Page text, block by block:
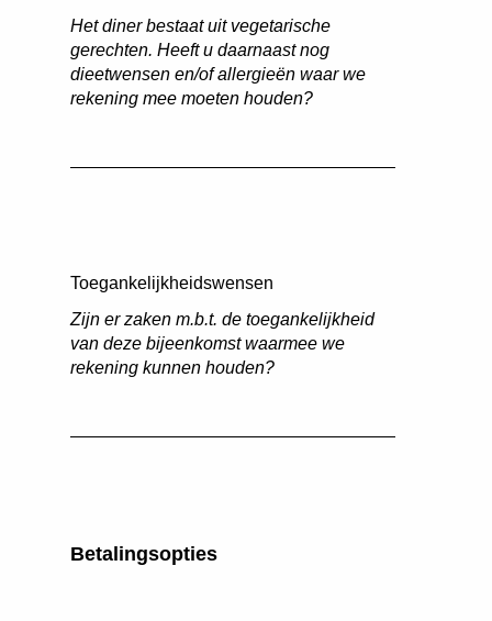
Het diner bestaat uit vegetarische
gerechten. Heeft u daarnaast nog
dieetwensen en/of allergieën waar we
rekening mee moeten houden?
Toegankelijkheidswensen
Zijn er zaken m.b.t. de toegankelijkheid
van deze bijeenkomst waarmee we
rekening kunnen houden?
Betalingsopties